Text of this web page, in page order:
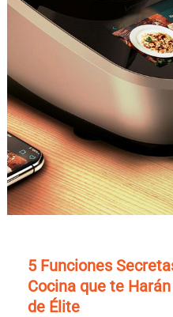
5 Funciones
Cocina que te
de Élite